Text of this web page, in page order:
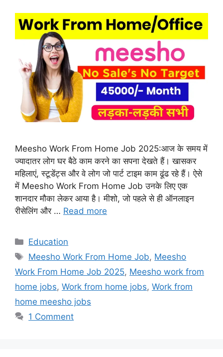
Meesho Work From Home Job 2025:आज के समय में
ज्यादातर लोग घर बैठे काम करने का सपना देखते हैं। खासकर
महिलाएं, स्टूडेंट्स और वे लोग जो पार्ट टाइम काम ढूंढ रहे हैं। ऐसे
में Meesho Work From Home Job उनके लिए एक
शानदार मौका लेकर आया है। मीशो, जो पहले से ही ऑनलाइन
रीसेलिंग और … Read more
Categories
Education
Tags
Meesho Work From Home Job, Meesho
Work From Home Job 2025, Meesho work from
home jobs, Work from home jobs, Work from
home meesho jobs
1 Comment